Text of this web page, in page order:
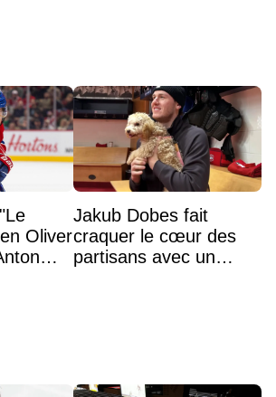
Oliver
Jakub Dobes fait
craquer le cœur des
partisans avec un